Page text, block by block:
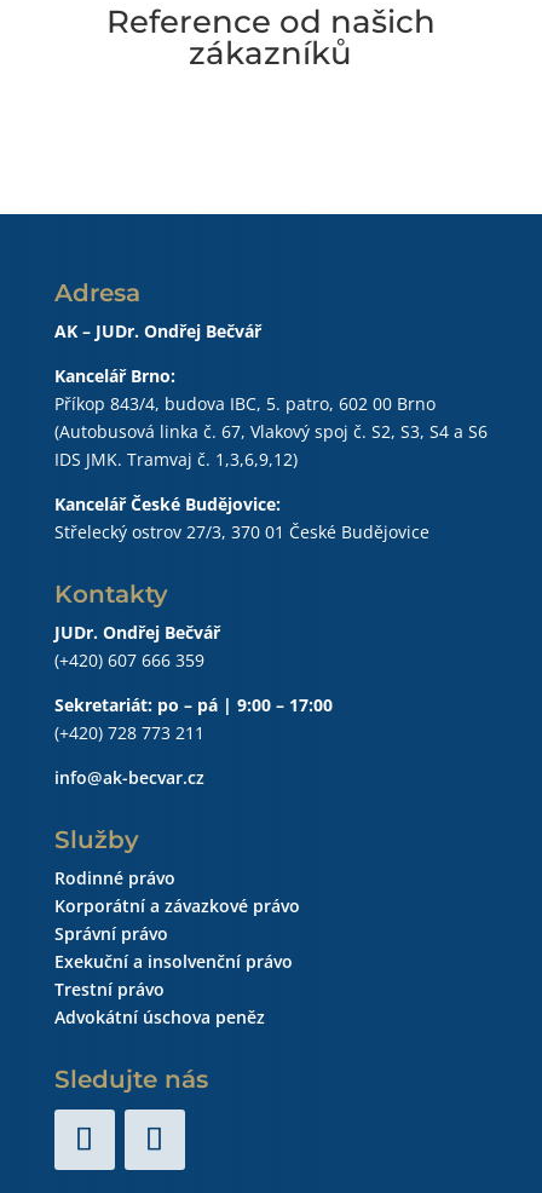
Reference od našich
zákazníků
Adresa
AK – JUDr. Ondřej Bečvář
Kancelář Brno:
Příkop 843/4, budova IBC, 5. patro, 602 00 Brno
(Autobusová linka č. 67, Vlakový spoj č. S2, S3, S4 a S6
IDS JMK. Tramvaj č. 1,3,6,9,12)
Kancelář České Budějovice:
Střelecký ostrov 27/3, 370 01 České Budějovice
Kontakty
JUDr. Ondřej Bečvář
(+420) 607 666 359
Sekretariát: po – pá | 9:00 – 17:00
(+420) 728 773 211
info@ak-becvar.cz
Služby
Rodinné právo
Korporátní a závazkové právo
Správní právo
Exekuční a insolvenční právo
Trestní právo
Advokátní úschova peněz
Sledujte nás